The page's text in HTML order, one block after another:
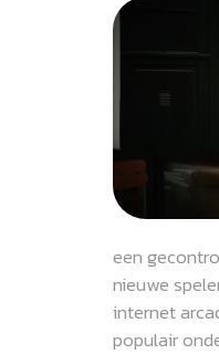
een
nieuwe
internet
populair